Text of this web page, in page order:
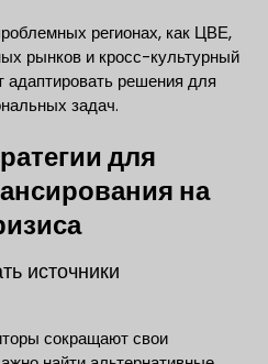
регионах, как ЦВЕ,
рынков и кросс-культурный
решения для
задач.
для
на
источники
сокращают свои